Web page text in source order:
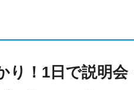
！1日で説明会